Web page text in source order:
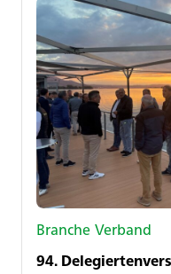
BrancheVerband
94.